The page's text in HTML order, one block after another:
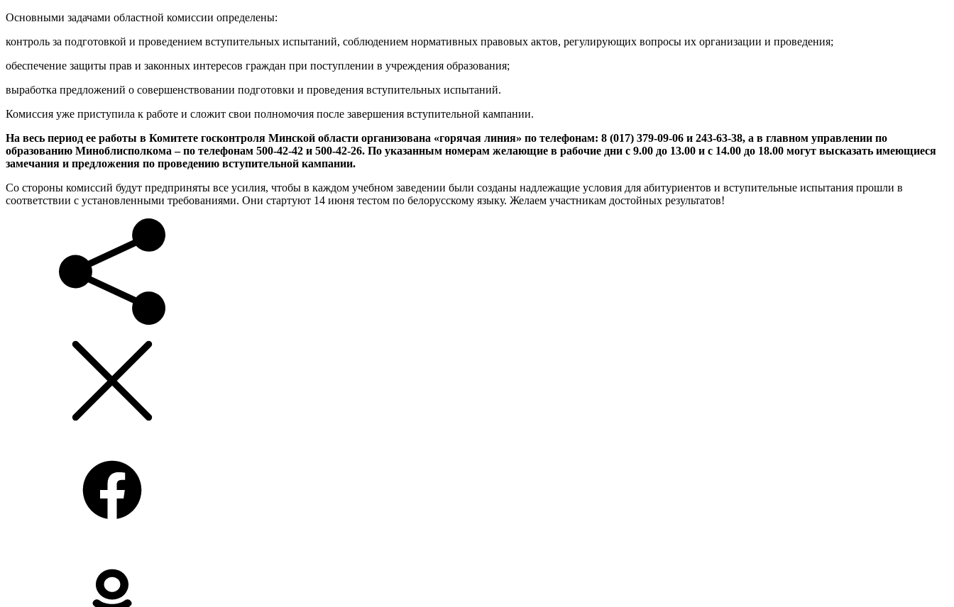
Основными задачами областной комиссии определены:
контроль за подготовкой и проведением вступительных испытаний, соблюдением нормативных правовых актов, регулирующих вопросы их организации и проведения;
обеспечение защиты прав и законных интересов граждан при поступлении в учреждения образования;
выработка предложений о совершенствовании подготовки и проведения вступительных испытаний.
Комиссия уже приступила к работе и сложит свои полномочия после завершения вступительной кампании.
На весь период ее работы в Комитете госконтроля Минской области организована «горячая линия» по телефонам: 8 (017) 379-09-06 и 243-63-38, а в главном управлении по
образованию Миноблисполкома – по телефонам 500-42-42 и 500-42-26. По указанным номерам желающие в рабочие дни с 9.00 до 13.00 и с 14.00 до 18.00 могут высказать имеющиеся
замечания и предложения по проведению вступительной кампании.
Со стороны комиссий будут предприняты все усилия, чтобы в каждом учебном заведении были созданы надлежащие условия для абитуриентов и вступительные испытания прошли в
соответствии с установленными требованиями. Они стартуют 14 июня тестом по белорусскому языку. Желаем участникам достойных результатов!